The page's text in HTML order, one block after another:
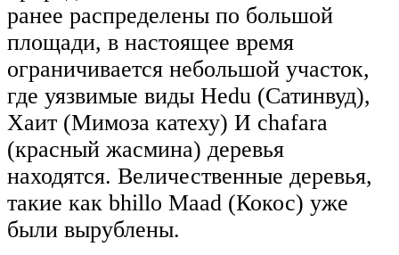
ранее распределены по большой
площади, в настоящее время
ограничивается небольшой участок,
где уязвимые виды Hedu (Сатинвуд),
Хаит (Мимоза катеху) И chafara
(красный жасмина) деревья
находятся. Величественные деревья,
такие как bhillo Maad (Кокос) уже
были вырублены.